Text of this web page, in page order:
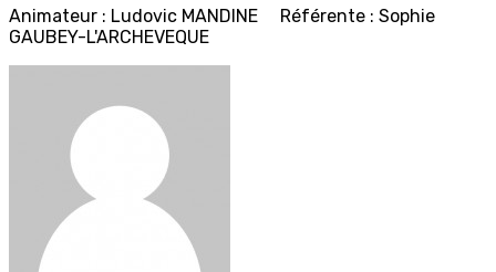
Animateur : Ludovic MANDINE Référente : Sophie
GAUBEY-L'ARCHEVEQUE